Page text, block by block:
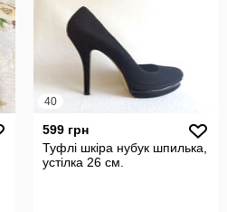
40
599 грн
Туфлі шкіра нубук шпилька,
устілка 26 см.